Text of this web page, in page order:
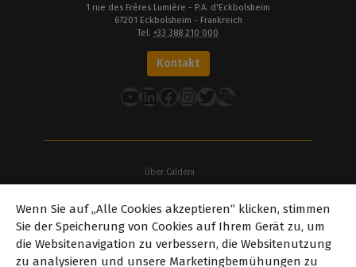
1 rue des Frères Lumière - P.A. d'Eckbolsheim
67201 Eckbolsheim - Frankreich
Tel. +33 388 210 000
Kontakt
YouTube
LinkedIn
Facebook
Instagram
Twitter
Über Caldera
Über Dover
Karriere
Partner
Wenn Sie auf „Alle Cookies akzeptieren“ klicken, stimmen
Sie der Speicherung von Cookies auf Ihrem Gerät zu, um
die Websitenavigation zu verbessern, die Websitenutzung
zu analysieren und unsere Marketingbemühungen zu